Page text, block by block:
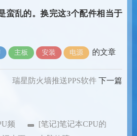
蛮乱的。换完这3个配件相当于
主板 安装 电源 的文章
瑞星防火墙推送PPS软件 下一篇
频
[笔记]笔记本CPU的